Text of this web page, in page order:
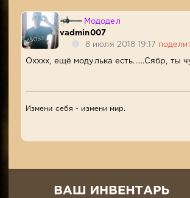
Мододел
vadmin007
8 июля 2018 19:17
Охххх, ещё модулька есть......Сябр, ты
Измени себя - измени мир.